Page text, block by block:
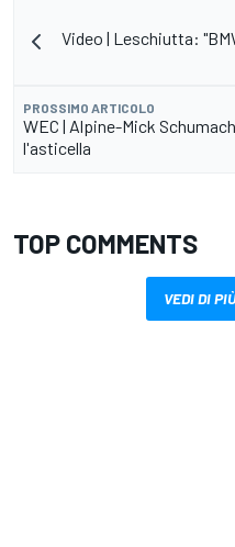
Video | Leschiutta:
PROSSIMO ARTICOLO
WEC | Alpine-Mick
l'asticella
TOP COMMENTS
VEDI DI